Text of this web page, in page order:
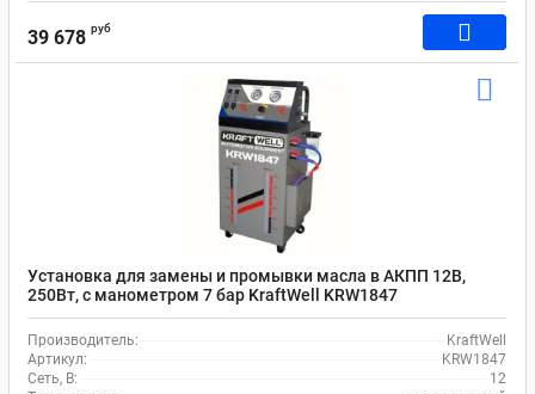
39 678 руб
Установка для замены и промывки масла в АКПП 12В,
250Вт, с манометром 7 бар KraftWell KRW1847
Производитель:
KraftWell
Артикул:
KRW1847
Сеть, В:
12